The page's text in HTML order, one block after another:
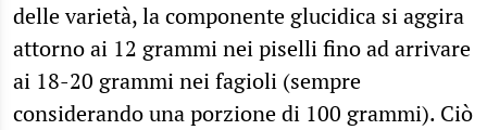
delle varietà, la componente glucidica si aggira
attorno ai 12 grammi nei piselli fino ad arrivare
ai 18-20 grammi nei fagioli (sempre
considerando una porzione di 100 grammi). Ciò